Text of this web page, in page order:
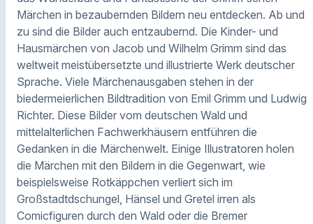
Märchen in bezaubernden Bildern neu entdecken. Ab und
zu sind die Bilder auch entzaubernd. Die Kinder- und
Hausmärchen von Jacob und Wilhelm Grimm sind das
weltweit meistübersetzte und illustrierte Werk deutscher
Sprache. Viele Märchenausgaben stehen in der
biedermeierlichen Bildtradition von Emil Grimm und Ludwig
Richter. Diese Bilder vom deutschen Wald und
mittelalterlichen Fachwerkhäusern entführen die
Gedanken in die Märchenwelt. Einige Illustratoren holen
die Märchen mit den Bildern in die Gegenwart, wie
beispielsweise Rotkäppchen verliert sich im
Großstadtdschungel, Hänsel und Gretel irren als
Comicfiguren durch den Wald oder die Bremer